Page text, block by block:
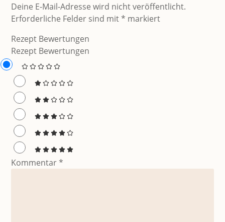
Deine E-Mail-Adresse wird nicht veröffentlicht.
Erforderliche Felder sind mit* markiert
Rezept Bewertungen
Rezept Bewertungen
Kommentar*